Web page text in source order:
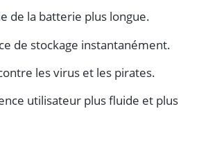
de la batterie plus longue.
de stockage instantanément.
les virus et les pirates.
utilisateur plus fluide et plus